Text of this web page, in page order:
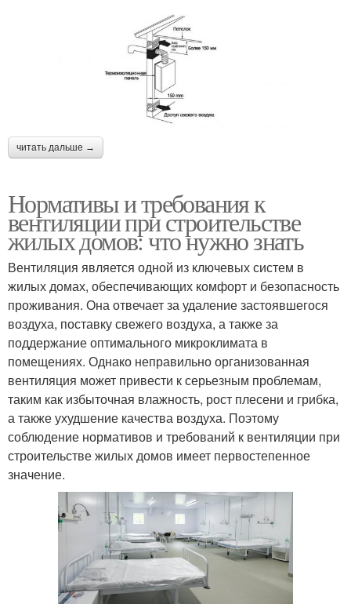
читать дальше →
Нормативы и требования к
вентиляции при строительстве
жилых домов: что нужно знать
Вентиляция является одной из ключевых систем в
жилых домах, обеспечивающих комфорт и безопасность
проживания. Она отвечает за удаление застоявшегося
воздуха, поставку свежего воздуха, а также за
поддержание оптимального микроклимата в
помещениях. Однако неправильно организованная
вентиляция может привести к серьезным проблемам,
таким как избыточная влажность, рост плесени и грибка,
а также ухудшение качества воздуха. Поэтому
соблюдение нормативов и требований к вентиляции при
строительстве жилых домов имеет первостепенное
значение.